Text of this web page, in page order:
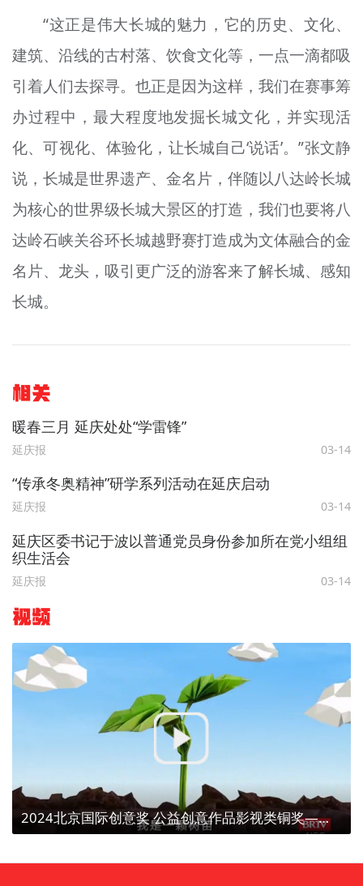
“这正是伟大长城的魅力，它的历史、文化、
建筑、沿线的古村落、饮食文化等，一点一滴都吸
引着人们去探寻。也正是因为这样，我们在赛事筹
办过程中，最大程度地发掘长城文化，并实现活
化、可视化、体验化，让长城自己‘说话’。”张文静
说，长城是世界遗产、金名片，伴随以八达岭长城
为核心的世界级长城大景区的打造，我们也要将八
达岭石峡关谷环长城越野赛打造成为文体融合的金
名片、龙头，吸引更广泛的游客来了解长城、感知
长城。
相关
暖春三月 延庆处处“学雷锋”
延庆报 03-14
“传承冬奥精神”研学系列活动在延庆启动
延庆报 03-14
延庆区委书记于波以普通党员身份参加所在党小组组
织生活会
延庆报 03-14
视频
2024北京国际创意奖 公益创意作品影视类铜奖——【植树造林、点亮京津冀】植树为了什么？